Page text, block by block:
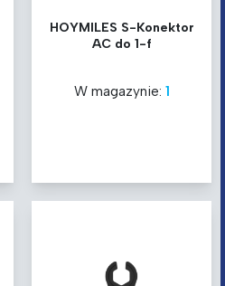
HOYMILES S-Konektor
AC do 1-f
W magazynie: 1